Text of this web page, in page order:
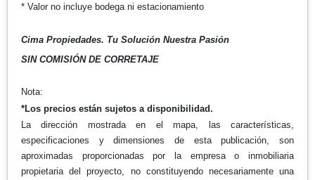
* Valor no incluye bodega ni estacionamiento
Cima Propiedades. Tu Solución Nuestra Pasión
SIN COMISIÓN DE CORRETAJE
Nota:
*Los precios están sujetos a disponibilidad.
La dirección mostrada en el mapa, las características,
especificaciones y dimensiones de esta publicación, son
aproximadas proporcionadas por la empresa o inmobiliaria
propietaria del proyecto, no constituyendo necesariamente una